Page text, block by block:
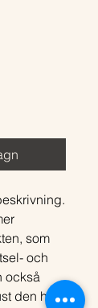
som
och
också
den här